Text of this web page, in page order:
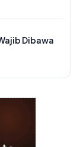
Dibawa